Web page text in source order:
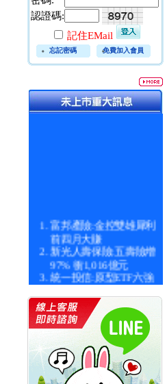
認證碼:
記住EMail
忘記密碼 免費加入會員
富邦產險:金控雙雄犀利
前四月大賺
新光人壽保險:五壽險增
97% 衝1,016億元
統一投信:原型ETF六強
漲逾九成
統一投信:主動式ETF溢
價 被盯上
新光人壽保險:新壽Q1外
價金將達996億
宇辰系統科技:宇辰業績
創新高 啟動興櫃轉上櫃
計畫